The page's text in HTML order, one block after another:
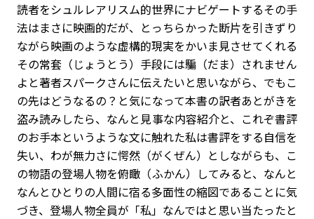
読者をシュルレアリスム的世界にナビゲートするその手
法はまさに映画的だが、とっちらかった断片を引きずり
ながら映画のような虚構的現実をかいま見させてくれる
その常套（じょうとう）手段には騙（だま）されません
よと著者スパークさんに伝えたいと思いながら、でもこ
の先はどうなるの？と気になって本書の訳者あとがきを
盗み読みしたら、なんと見事な内容紹介と、これぞ書評
のお手本というような文に触れた私は書評をする自信を
失い、わが無力さに愕然（がくぜん）としながらも、こ
の物語の登場人物を俯瞰（ふかん）してみると、なんと
なんとひとりの人間に宿る多面性の縮図であることに気
づき、登場人物全員が「私」なんではと思い当たったと